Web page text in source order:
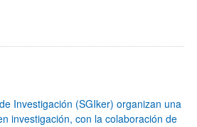
Investigación (SGIker) organizan una
investigación, con la colaboración de